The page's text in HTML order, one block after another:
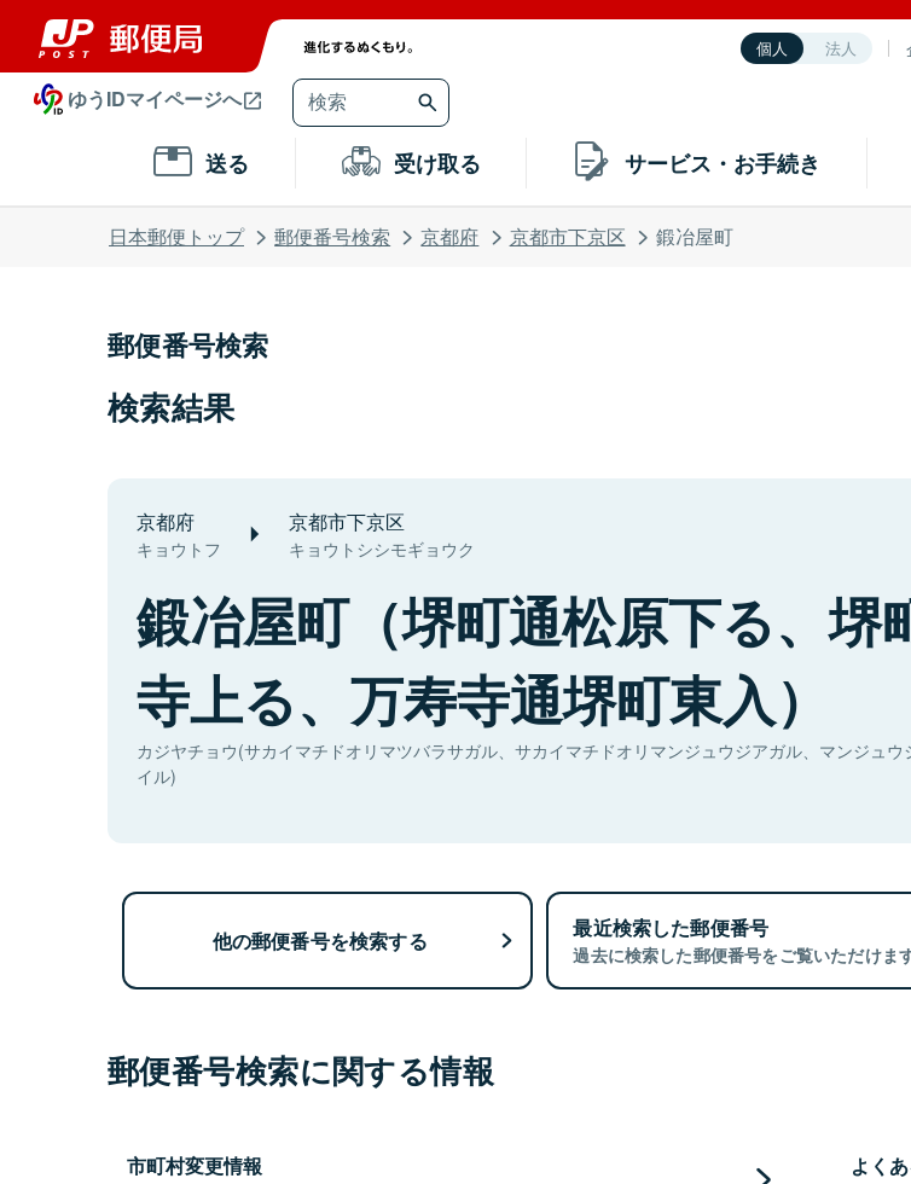
個人 法人
ゆうIDマイページへ
送る 受け取る サービス・お手続き
日本郵便トップ 郵便番号検索 京都府 京都市下京区 鍛冶屋町
郵便番号検索
検索結果
京都府
キョウトフ
京都市下京区
キョウトシシモギョウク
鍛冶屋町（堺町通松原下る、堺
寺上る、万寿寺通堺町東入）
カジヤチョウ(サカイマチドオリマツバラサガル、サカイマチドオリマンジュウジアガル、マンジュ
イル)
他の郵便番号を検索する 最近検索した郵便番号
過去に検索した郵便番号をご覧いただけます
郵便番号検索に関する情報
市町村変更情報 よく